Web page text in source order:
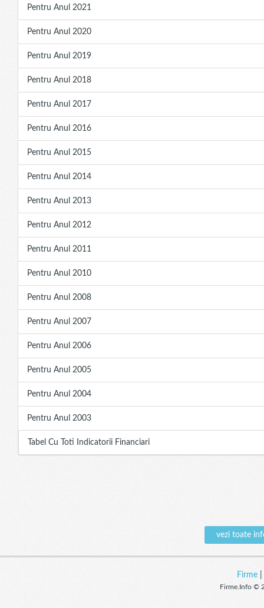
Pentru Anul 2021
Pentru Anul 2020
Pentru Anul 2019
Pentru Anul 2018
Pentru Anul 2017
Pentru Anul 2016
Pentru Anul 2015
Pentru Anul 2014
Pentru Anul 2013
Pentru Anul 2012
Pentru Anul 2011
Pentru Anul 2010
Pentru Anul 2008
Pentru Anul 2007
Pentru Anul 2006
Pentru Anul 2005
Pentru Anul 2004
Pentru Anul 2003
Tabel Cu Toti Indicatorii Financiari
vezi toate
Firme|
Firme.Info ©